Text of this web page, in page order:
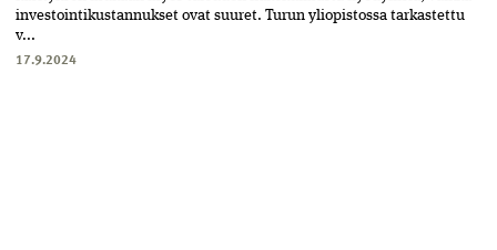
investointikustannukset ovat suuret. Turun yliopistossa tarkastettu
v...
17.9.2024